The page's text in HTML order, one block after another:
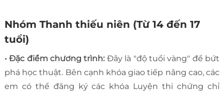
Nhóm Thanh thiếu niên (Từ 14 đến 17
tuổi)
• Đặc điểm chương trình: Đây là "độ tuổi vàng" để bứt
phá học thuật. Bên cạnh khóa giao tiếp nâng cao, các
em có thể đăng ký các khóa Luyện thi chứng chỉ